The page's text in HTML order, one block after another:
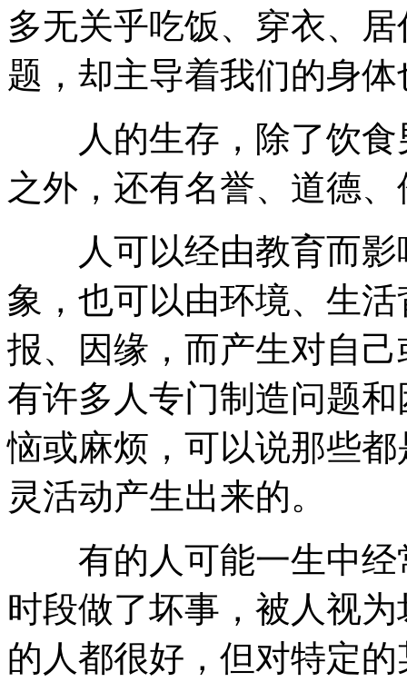
多无关乎吃饭、穿衣、
题，却主导着我们的身
人的生存，除了饮食
之外，还有名誉、道德
人可以经由教育而影
象，也可以由环境、生
报、因缘，而产生对自
有许多人专门制造问题
恼或麻烦，可以说那些
灵活动产生出来的。
有的人可能一生中经
时段做了坏事，被人视
的人都很好，但对特定